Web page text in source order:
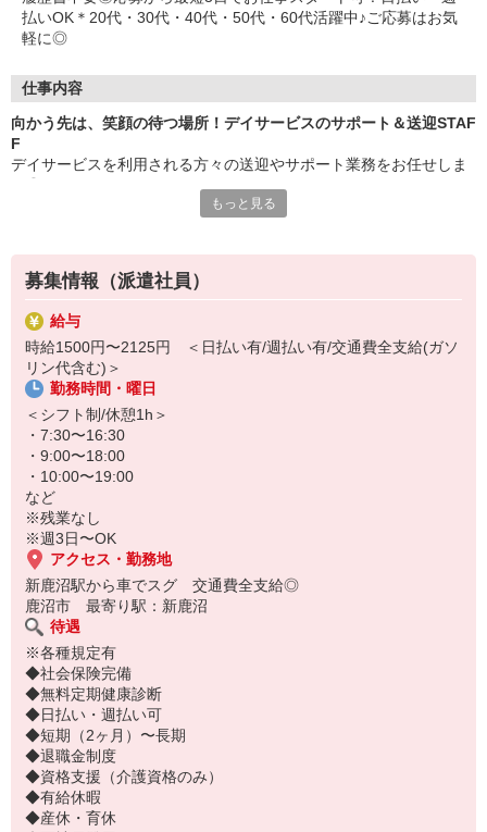
払いOK＊20代・30代・40代・50代・60代活躍中♪ご応募はお気
軽に◎
仕事内容
向かう先は、笑顔の待つ場所！デイサービスのサポート＆送迎STAF
F
デイサービスを利用される方々の送迎やサポート業務をお任せしま
・食事や入浴等の介助
・リハビリのサポート
・レクリエーション企画、実施
・利用者さんとのコミュニケーション
など
笑い声の絶えない明るい雰囲気のデイサービスです♪
施設でのお仕事は移動やリハビリのサポートなどが中心なので、未
経験でも全く問題ありません◎
送迎範囲は基本的に近場のみ！
慣れない土地へ行くことも、高速道路に乗ることもありません♪
まずはお気軽にご応募ください！
もっと見る
募集情報（派遣社員）
給与
時給1500円〜2125円 ＜日払い有/週払い有/交通費全支給(ガソ
リン代含む)＞
勤務時間・曜日
＜シフト制/休憩1h＞
・7:30〜16:30
・9:00〜18:00
・10:00〜19:00
など
※残業なし
※週3日〜OK
アクセス・勤務地
新鹿沼駅から車でスグ 交通費全支給◎
鹿沼市 最寄り駅：新鹿沼
待遇
※各種規定有
◆社会保険完備
◆無料定期健康診断
◆日払い・週払い可
◆短期（2ヶ月）〜長期
◆退職金制度
◆資格支援（介護資格のみ）
◆有給休暇
◆産休・育休